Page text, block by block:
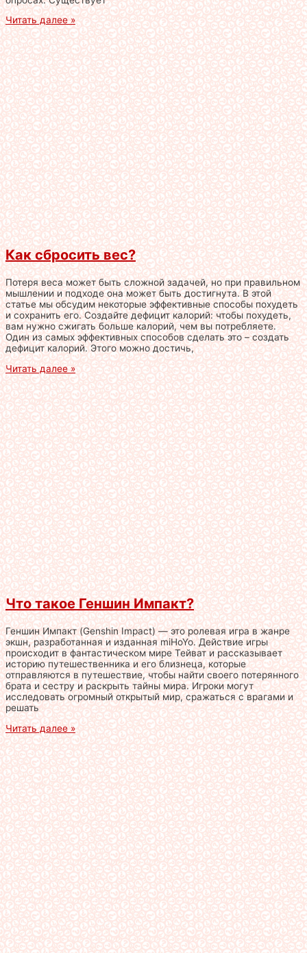
Читать далее »
Как сбросить вес?
Потеря веса может быть сложной задачей, но при правильном
мышлении и подходе она может быть достигнута. В этой
статье мы обсудим некоторые эффективные способы похудеть
и сохранить его. Создайте дефицит калорий: чтобы похудеть,
вам нужно сжигать больше калорий, чем вы потребляете.
Один из самых эффективных способов сделать это – создать
дефицит калорий. Этого можно достичь,
Читать далее »
Что такое Геншин Импакт?
Геншин Импакт (Genshin Impact) — это ролевая игра в жанре
экшн, разработанная и изданная miHoYo. Действие игры
происходит в фантастическом мире Тейват и рассказывает
историю путешественника и его близнеца, которые
отправляются в путешествие, чтобы найти своего потерянного
брата и сестру и раскрыть тайны мира. Игроки могут
исследовать огромный открытый мир, сражаться с врагами и
решать
Читать далее »